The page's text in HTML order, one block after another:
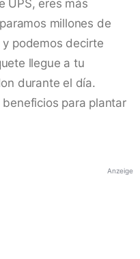
UPS, eres más
millones de
podemos decirte
llegue a tu
durante el día.
para plantar
Anzeige